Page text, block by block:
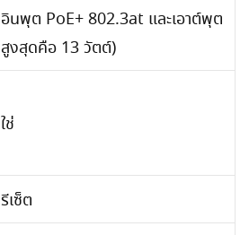
อินพุต PoE+ 802.3at และเอาต์พุต
สูงสุดคือ 13 วัตต์)
ใช่
รีเซ็ต